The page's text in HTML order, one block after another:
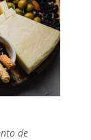
de